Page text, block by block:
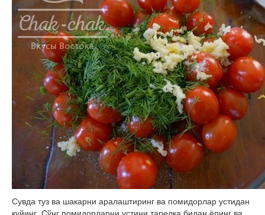
Сувда туз ва шакарни аралаштиринг ва помидорлар устидан